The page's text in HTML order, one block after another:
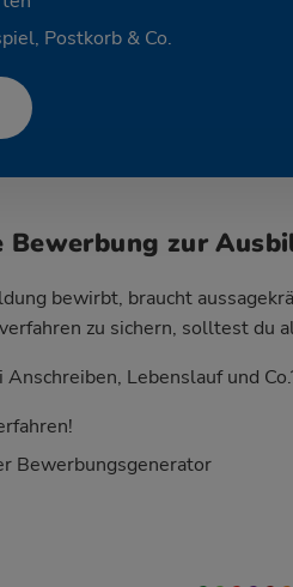
Postkorb & Co.
zur
bewirbt, braucht
zu sichern, solltest du
Lebenslauf und
Bewerbungsgenerator